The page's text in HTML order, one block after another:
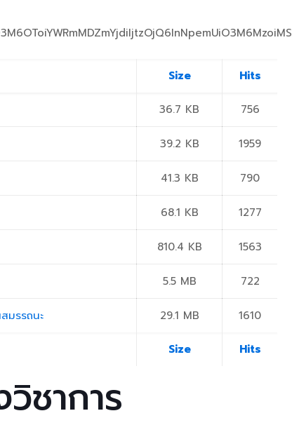
Size Hits
Size Hits
36.7 KB 756
39.2 KB 1959
41.3 KB 790
68.1 KB 1277
810.4 KB 1563
5.5 MB 722
มรรถนะ 29.1 MB 1610
ชาการ